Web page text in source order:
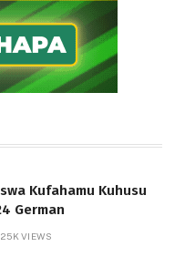
Kufahamu Kuhusu
German
25KVIEWS